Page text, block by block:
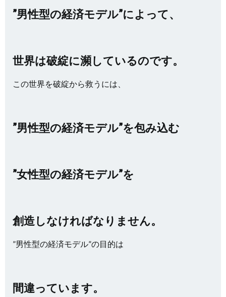
”男性型の経済モデル”によって、
世界は破綻に瀕しているのです。
この世界を破綻から救うには、
”男性型の経済モデル”を包み込む
”女性型の経済モデル”を
創造しなければなりません。
”男性型の経済モデル”の目的は
間違っています。